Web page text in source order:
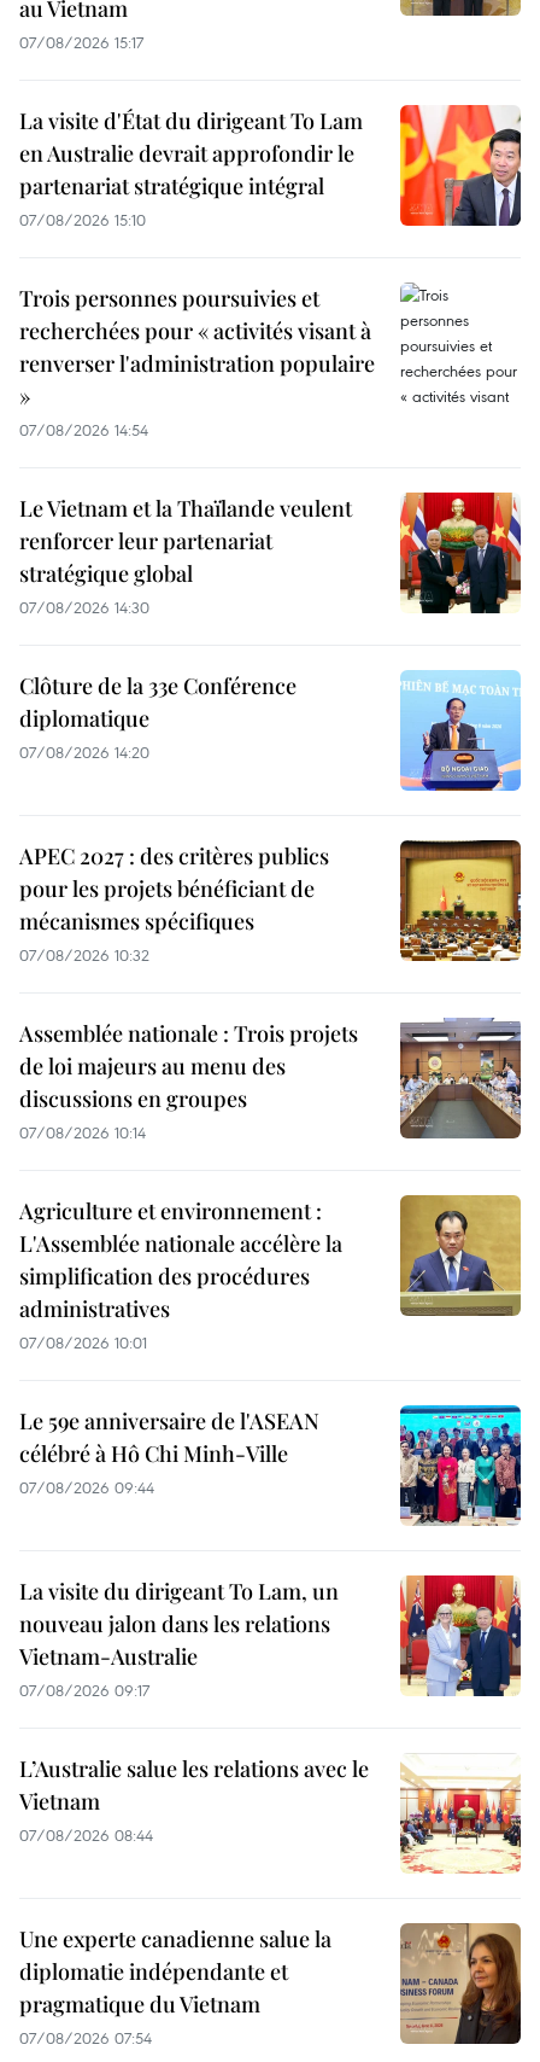
au Vietnam
07/08/2026 15:17
La visite d'État du dirigeant To Lam
en Australie devrait approfondir le
partenariat stratégique intégral
07/08/2026 15:10
Trois personnes poursuivies et
recherchées pour « activités visant à
renverser l'administration populaire
»
07/08/2026 14:54
Le Vietnam et la Thaïlande veulent
renforcer leur partenariat
stratégique global
07/08/2026 14:30
Clôture de la 33e Conférence
diplomatique
07/08/2026 14:20
APEC 2027 : des critères publics
pour les projets bénéficiant de
mécanismes spécifiques
07/08/2026 10:32
Assemblée nationale : Trois projets
de loi majeurs au menu des
discussions en groupes
07/08/2026 10:14
Agriculture et environnement :
L'Assemblée nationale accélère la
simplification des procédures
administratives
07/08/2026 10:01
Le 59e anniversaire de l'ASEAN
célébré à Hô Chi Minh-Ville
07/08/2026 09:44
La visite du dirigeant To Lam, un
nouveau jalon dans les relations
Vietnam-Australie
07/08/2026 09:17
L’Australie salue les relations avec le
Vietnam
07/08/2026 08:44
Une experte canadienne salue la
diplomatie indépendante et
pragmatique du Vietnam
07/08/2026 07:54